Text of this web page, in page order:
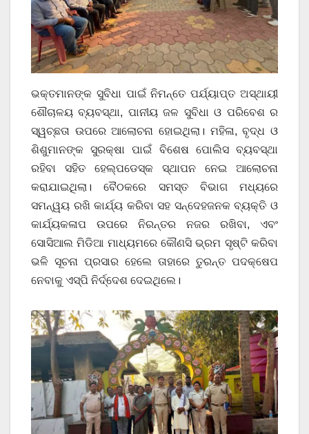
ଭକ୍ତମାନଙ୍କ ସୁବିଧା ପାଇଁ ନିମନ୍ତେ ପର୍ଯ୍ୟାପ୍ତ ଅସ୍ଥାୟୀ
ଶୌଚାଳୟ ବ୍ୟବସ୍ଥା, ପାନୀୟ ଜଳ ସୁବିଧା ଓ ପରିବେଶ ର
ସ୍ୱଚ୍ଛତା ଉପରେ ଆଲୋଚନା ହୋଇଥିଲା। ମହିଳା, ବୃଦ୍ଧ ଓ
ଶିଶୁମାନଙ୍କ ସୁରକ୍ଷା ପାଇଁ ବିଶେଷ ପୋଲିସ ବ୍ୟବସ୍ଥା
ରହିବା ସହିତ ହେଲ୍ପଡେସ୍କ ସ୍ଥାପନ ନେଇ ଆଲୋଚନା
କରାଯାଇଥିଲା। ବୈଠକରେ ସମସ୍ତ ବିଭାଗ ମଧ୍ୟରେ
ସମନ୍ୱୟ ରଖି କାର୍ଯ୍ୟ କରିବା ସହ ସନ୍ଦେହଜନକ ବ୍ୟକ୍ତି ଓ
କାର୍ଯ୍ୟକଳାପ ଉପରେ ନିରନ୍ତର ନଜର ରଖିବା, ଏବଂ
ସୋସିଆଲ ମିଡିଆ ମାଧ୍ୟମରେ କୌଣସି ଭ୍ରମ ସୃଷ୍ଟି କରିବା
ଭଳି ସୂଚନା ପ୍ରସାର ହେଲେ ତାହାରେ ତୁରନ୍ତ ପଦକ୍ଷେପ
ନେବାକୁ ଏସ୍ପି ନିର୍ଦ୍ଦେଶ ଦେଇଥିଲେ।